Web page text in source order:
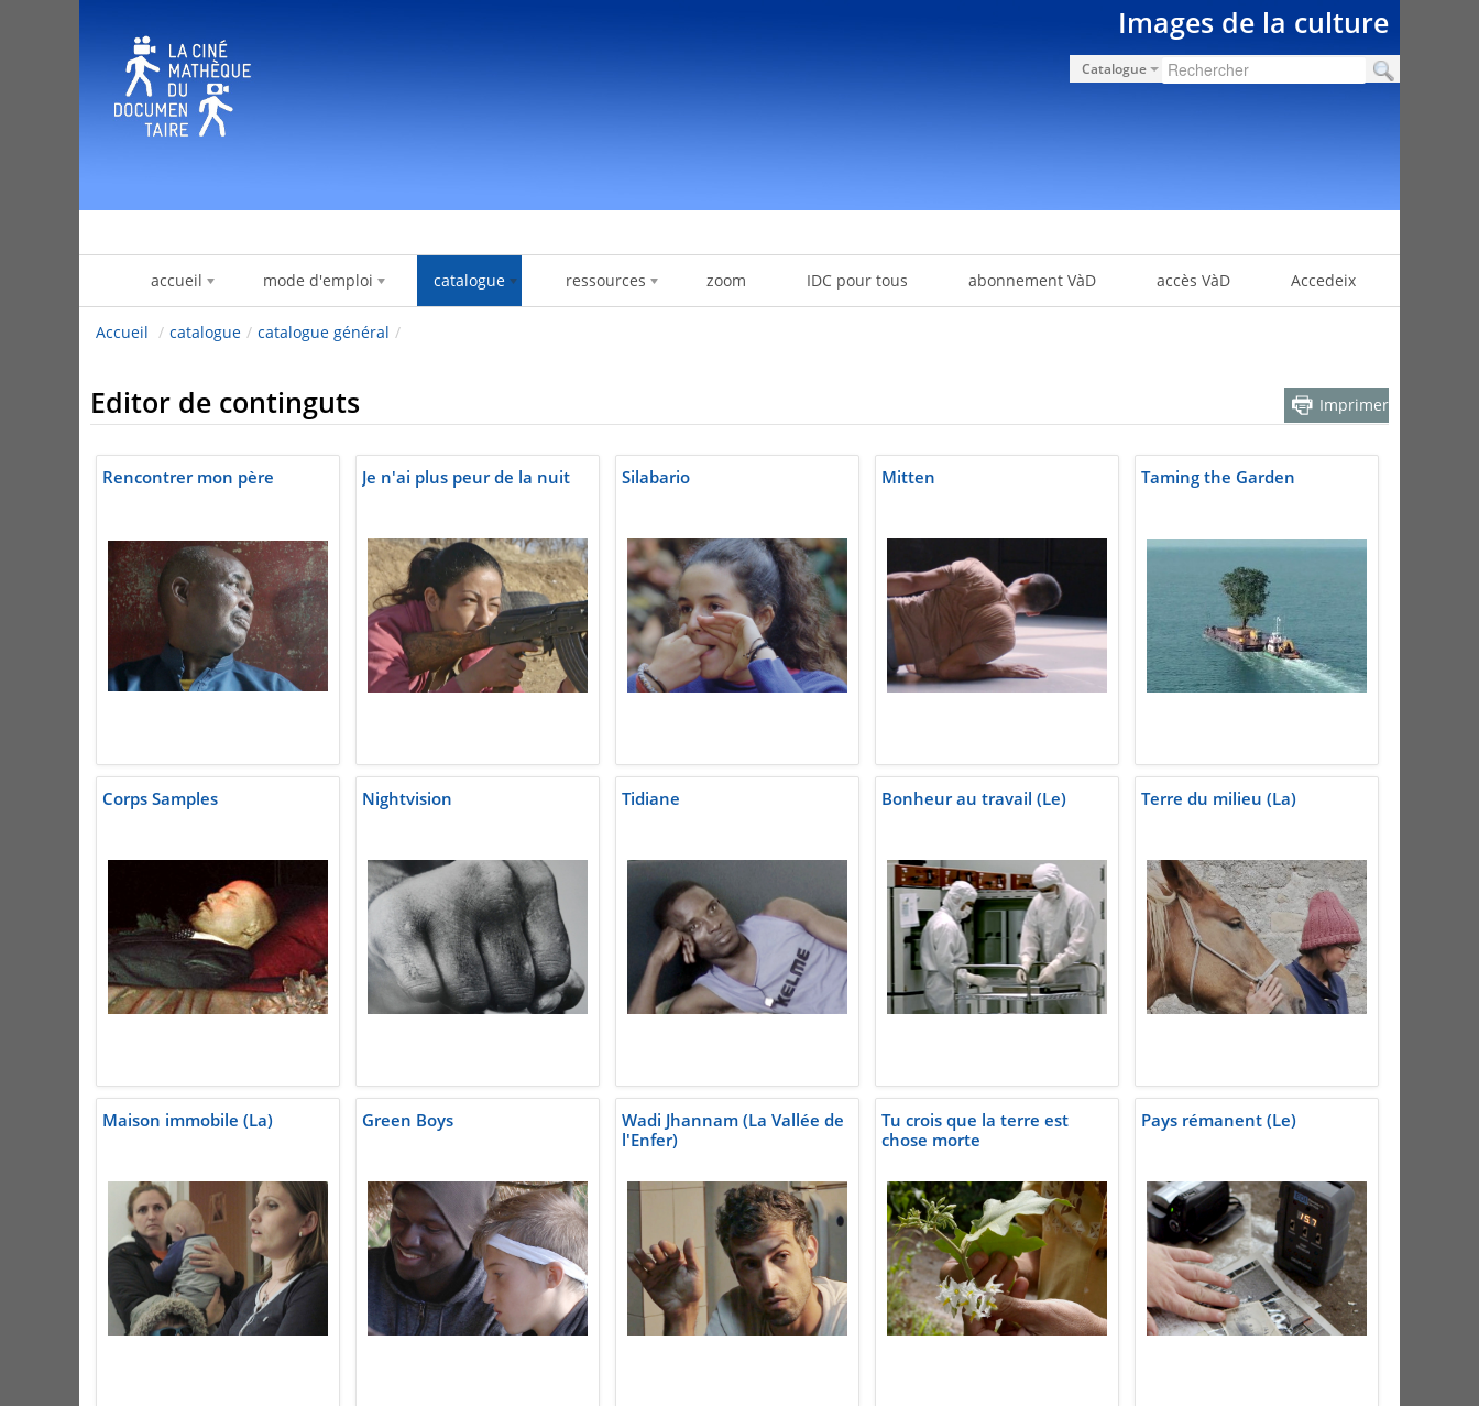
Images de la culture
Catalogue
accueil mode d'emploi catalogue ressources zoom IDC pour tous abonnement VàD accès VàD Accedeix
Accueil / catalogue / catalogue général /
Editor de continguts Imprimer
Rencontrer mon père Je n'ai plus peur de la nuit Silabario Mitten Taming the Garden
Corps Samples Nightvision Tidiane Bonheur au travail (Le) Terre du milieu (La)
Maison immobile (La) Green Boys
Wadi Jhannam (La Vallée de
l'Enfer)
Tu crois que la terre est
chose morte
Pays rémanent (Le)